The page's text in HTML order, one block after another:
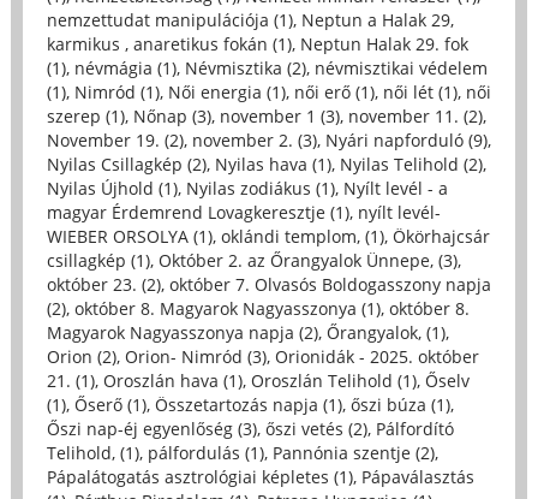
nemzettudat manipulációja (1), Neptun a Halak 29,
karmikus , anaretikus fokán (1), Neptun Halak 29. fok
(1), névmágia (1), Névmisztika (2), névmisztikai védelem
(1), Nimród (1), Női energia (1), női erő (1), női lét (1), női
szerep (1), Nőnap (3), november 1 (3), november 11. (2),
November 19. (2), november 2. (3), Nyári napforduló (9),
Nyilas Csillagkép (2), Nyilas hava (1), Nyilas Telihold (2),
Nyilas Újhold (1), Nyilas zodiákus (1), Nyílt levél - a
magyar Érdemrend Lovagkeresztje (1), nyílt levél-
WIEBER ORSOLYA (1), oklándi templom, (1), Ökörhajcsár
csillagkép (1), Október 2. az Őrangyalok Ünnepe, (3),
október 23. (2), október 7. Olvasós Boldogasszony napja
(2), október 8. Magyarok Nagyasszonya (1), október 8.
Magyarok Nagyasszonya napja (2), Őrangyalok, (1),
Orion (2), Orion- Nimród (3), Orionidák - 2025. október
21. (1), Oroszlán hava (1), Oroszlán Telihold (1), Őselv
(1), Őserő (1), Összetartozás napja (1), őszi búza (1),
Őszi nap-éj egyenlőség (3), őszi vetés (2), Pálfordító
Telihold, (1), pálfordulás (1), Pannónia szentje (2),
Pápalátogatás asztrológiai képletes (1), Pápaválasztás